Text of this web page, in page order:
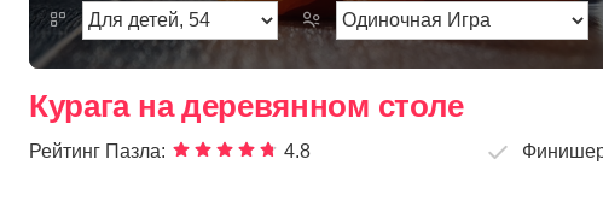
Курага на деревянном столе
Рейтинг Пазла: 4.8